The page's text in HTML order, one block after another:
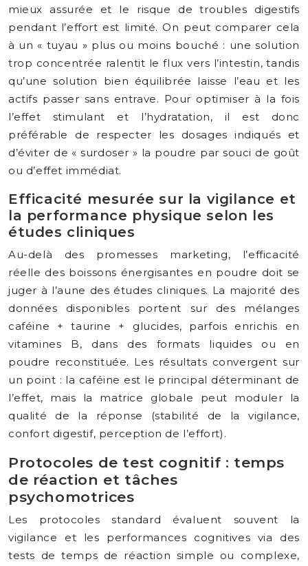
mieux assurée et le risque de troubles digestifs
pendant l’effort est limité. On peut comparer cela
à un « tuyau » plus ou moins bouché : une solution
trop concentrée ralentit le flux vers l’intestin, tandis
qu’une solution bien équilibrée laisse l’eau et les
actifs passer sans entrave. Pour optimiser à la fois
l’effet stimulant et l’hydratation, il est donc
préférable de respecter les dosages indiqués et
d’éviter de « surdoser » la poudre par souci de goût
ou d’effet immédiat.
Efficacité mesurée sur la vigilance et
la performance physique selon les
études cliniques
Au-delà des promesses marketing, l’efficacité
réelle des boissons énergisantes en poudre doit se
juger à l’aune des études cliniques. La majorité des
données disponibles portent sur des mélanges
caféine + taurine + glucides, parfois enrichis en
vitamines B, dans des formats liquides ou en
poudre reconstituée. Les résultats convergent sur
un point : la caféine est le principal déterminant de
l’effet, mais la matrice globale peut moduler la
qualité de la réponse (stabilité de la vigilance,
confort digestif, perception de l’effort).
Protocoles de test cognitif : temps
de réaction et tâches
psychomotrices
Les protocoles standard évaluent souvent la
vigilance et les performances cognitives via des
tests de temps de réaction simple ou complexe,